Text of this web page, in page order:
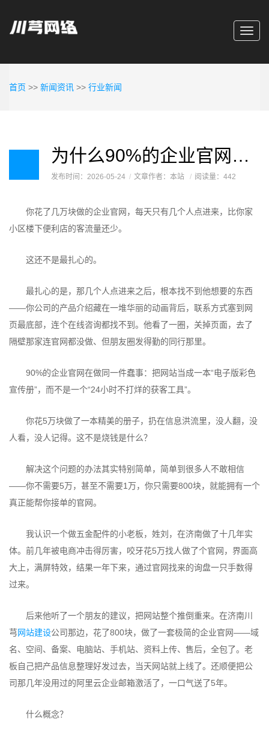
首页 >> 新闻资讯 >> 行业新闻
为什么90%的企业官网都在白白烧钱？这篇只说1个原因，但能帮你省下5万
发布时间：2026-05-24 文章作者：本站 阅读量：442
你花了几万块做的企业官网，每天只有几个人点进来，比你家
小区楼下便利店的客流量还少。
这还不是最扎心的。
最扎心的是，那几个人点进来之后，根本找不到他想要的东西
——你公司的产品介绍藏在一堆华丽的动画背后，联系方式塞到网
页最底部，连个在线咨询都找不到。他看了一圈，关掉页面，去了
隔壁那家连官网都没做、但朋友圈发得勤的同行那里。
90%的企业官网在做同一件蠢事：把网站当成一本“电子版彩色
宣传册”，而不是一个“24小时不打烊的获客工具”。
你花5万块做了一本精美的册子，扔在信息洪流里，没人翻，没
人看，没人记得。这不是烧钱是什么？
解决这个问题的办法其实特别简单，简单到很多人不敢相信
——你不需要5万，甚至不需要1万，你只需要800块，就能拥有一个
真正能帮你接单的官网。
我认识一个做五金配件的小老板，姓刘，在济南做了十几年实
体。前几年被电商冲击得厉害，咬牙花5万找人做了个官网，界面高
大上，满屏特效，结果一年下来，通过官网找来的询盘一只手数得
过来。
后来他听了一个朋友的建议，把网站整个推倒重来。在济南川
芎网站建设公司那边，花了800块，做了一套极简的企业官网——域
名、空间、备案、电脑站、手机站、资料上传、售后，全包了。老
板自己把产品信息整理好发过去，当天网站就上线了。还顺便把公
司那几年没用过的阿里云企业邮箱激活了，一口气送了5年。
什么概念？